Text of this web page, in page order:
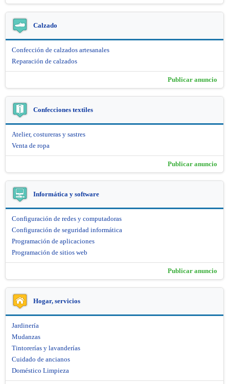
Calzado
Confección de calzados artesanales
Reparación de calzados
Publicar anuncio
Confecciones textiles
Atelier, costureras y sastres
Venta de ropa
Publicar anuncio
Informática y software
Configuración de redes y computadoras
Configuración de seguridad informática
Programación de aplicaciones
Programación de sitios web
Publicar anuncio
Hogar, servicios
Jardinería
Mudanzas
Tintorerías y lavanderías
Cuidado de ancianos
Doméstico Limpieza